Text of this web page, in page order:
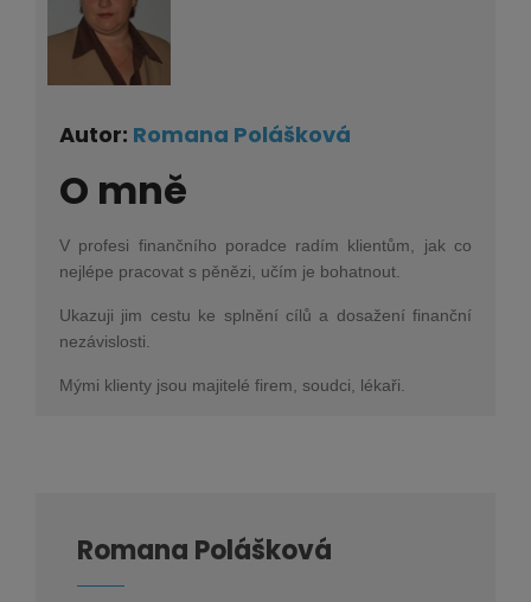
Autor: Romana Polášková
O mně
V profesi finančního poradce radím klientům, jak co
nejlépe pracovat s pěnězi, učím je bohatnout.
Ukazuji jim cestu ke splnění cílů a dosažení finanční
nezávislosti.
Mými klienty jsou majitelé firem, soudci, lékaři.
Romana Polášková